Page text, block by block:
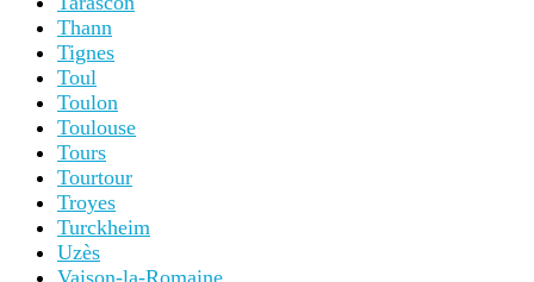
Thann
Tignes
Toul
Toulon
Toulouse
Tours
Tourtour
Troyes
Turckheim
Uzès